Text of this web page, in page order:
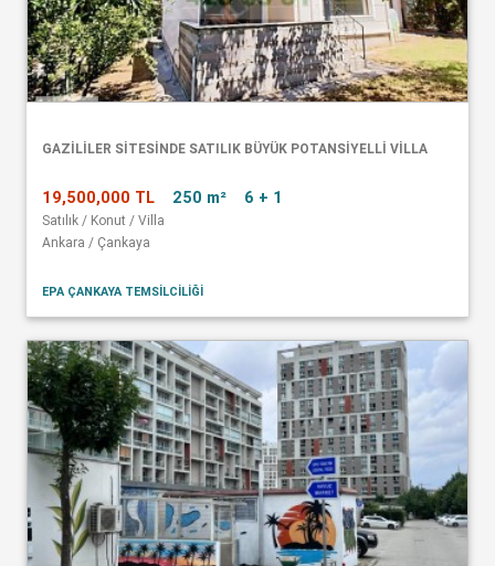
GAZİLİLER SİTESİNDE SATILIK BÜYÜK POTANSİYELLİ VİLLA
19,500,000 TL 250 m² 6 + 1
Satılık / Konut / Villa
Ankara / Çankaya
EPA ÇANKAYA TEMSİLCİLİĞİ